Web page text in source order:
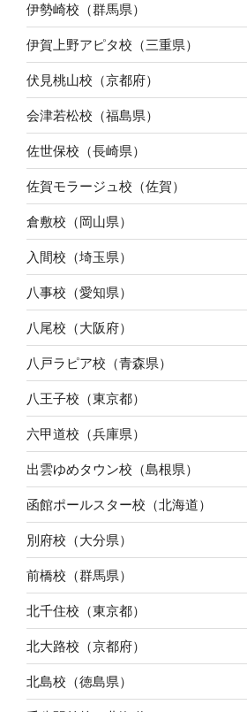
伊勢崎校（群馬県）
伊賀上野アピタ校（三重県）
伏見桃山校（京都府）
会津若松校（福島県）
佐世保校（長崎県）
佐賀モラージュ校（佐賀）
倉敷校（岡山県）
入間校（埼玉県）
八事校（愛知県）
八尾校（大阪府）
八戸ラピア校（青森県）
八王子校（東京都）
六甲道校（兵庫県）
出雲ゆめタウン校（島根県）
函館ポールスター校（北海道）
別府校（大分県）
前橋校（群馬県）
北千住校（東京都）
北大路校（京都府）
北島校（徳島県）